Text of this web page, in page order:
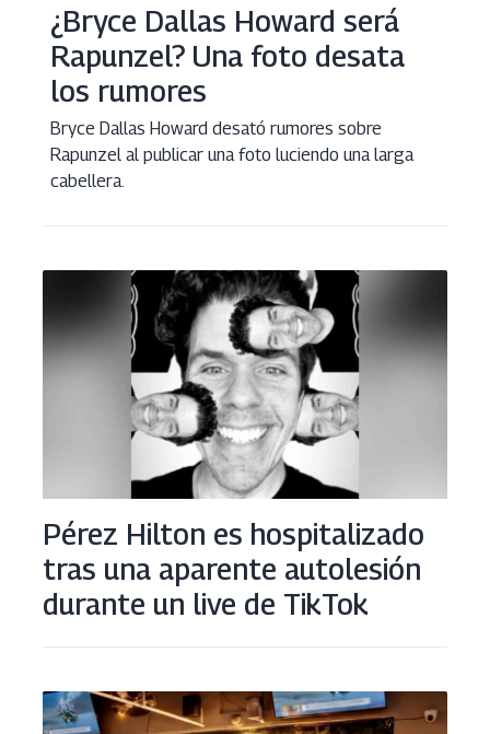
¿Bryce Dallas Howard será
Rapunzel? Una foto desata
los rumores
Bryce Dallas Howard desató rumores sobre
Rapunzel al publicar una foto luciendo una larga
cabellera.
Pérez Hilton es hospitalizado
tras una aparente autolesión
durante un live de TikTok